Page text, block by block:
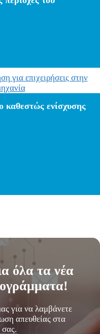
καθεστώς ενίσχυσης
όλα τα νέα
για να λαμβάνετε
απευθείας στα
σας.